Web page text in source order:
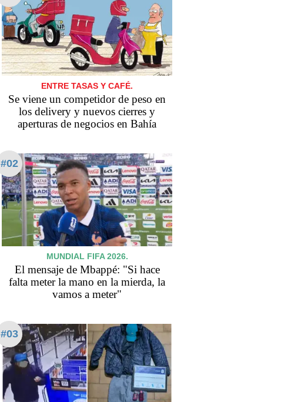
ENTRE TASAS Y CAFÉ.
Se viene un competidor de peso en
los delivery y nuevos cierres y
aperturas de negocios en Bahía
#02
MUNDIAL FIFA 2026.
El mensaje de Mbappé: "Si hace
falta meter la mano en la mierda, la
vamos a meter"
#03